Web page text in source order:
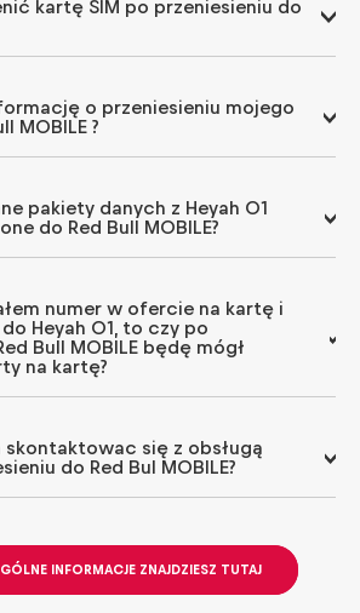
kartę SIM po przeniesieniu do
o przeniesieniu mojego
MOBILE ?
pakiety danych z Heyah 01
do Red Bull MOBILE?
numer w ofercie na kartę i
Heyah 01, to czy po
Bull MOBILE będę mógł
na kartę?
skontaktowac się z obsługą
do Red Bul MOBILE?
INFORMACJE ZNAJDZIESZ TUTAJ